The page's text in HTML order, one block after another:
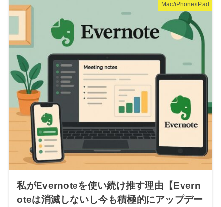
Mac/iPhone/iPad
私がEvernoteを使い続け推す理由【Evern
oteは消滅しないし今も積極的にアップデー